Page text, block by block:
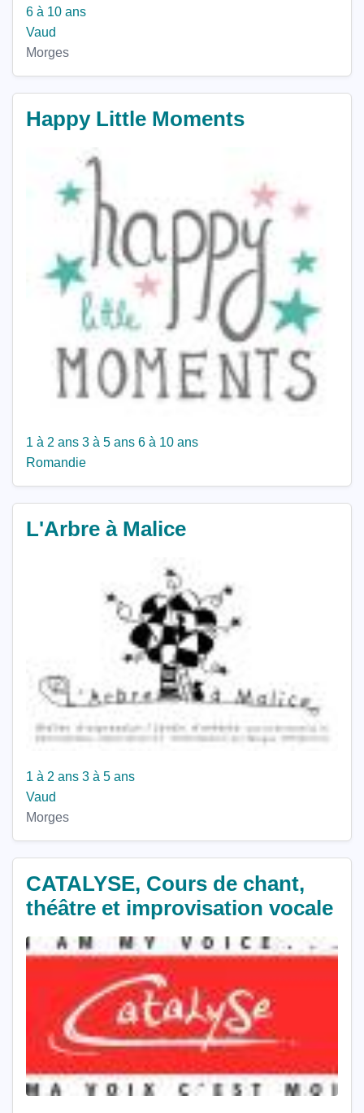
6 à 10 ans
Vaud
Morges
Happy Little Moments
1 à 2 ans 3 à 5 ans 6 à 10 ans
Romandie
L'Arbre à Malice
1 à 2 ans 3 à 5 ans
Vaud
Morges
CATALYSE, Cours de chant,
théâtre et improvisation vocale